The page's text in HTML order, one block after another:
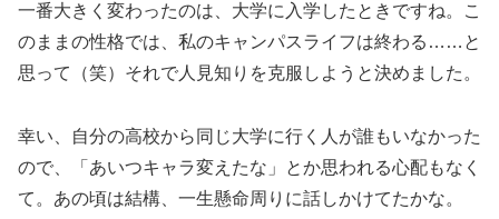
一番大きく変わったのは、大学に入学したときですね。こ
のままの性格では、私のキャンパスライフは終わる……と
思って（笑）それで人見知りを克服しようと決めました。
幸い、自分の高校から同じ大学に行く人が誰もいなかった
ので、「あいつキャラ変えたな」とか思われる心配もなく
て。あの頃は結構、一生懸命周りに話しかけてたかな。